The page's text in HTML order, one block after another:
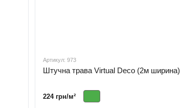
Артикул: 973
Штучна трава Virtual Deco (2м ширина)
224 грн/м²